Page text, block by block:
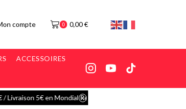
compte 0 0,00€
ACCESSOIRES
shop